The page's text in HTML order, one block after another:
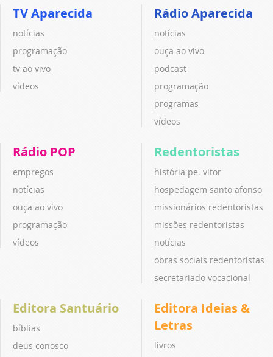
TV Aparecida
notícias
programação
tv ao vivo
vídeos
Rádio Aparecida
notícias
ouça ao vivo
podcast
programação
programas
vídeos
Rádio POP
empregos
notícias
ouça ao vivo
programação
vídeos
Redentoristas
história pe. vitor
hospedagem santo afonso
missionários redentoristas
missões redentoristas
notícias
obras sociais redentoristas
secretariado vocacional
Editora Santuário
bíblias
deus conosco
Editora Ideias &
Letras
livros